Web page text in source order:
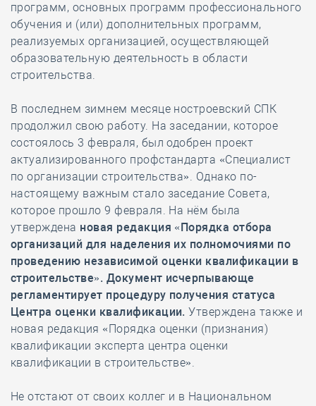
программ, основных программ профессионального
обучения и (или) дополнительных программ,
реализуемых организацией, осуществляющей
образовательную деятельность в области
строительства.
В последнем зимнем месяце ностроевский СПК
продолжил свою работу. На заседании, которое
состоялось 3 февраля, был одобрен проект
актуализированного профстандарта «Специалист
по организации строительства». Однако по-
настоящему важным стало заседание Совета,
которое прошло 9 февраля. На нём была
утверждена новая редакция «Порядка отбора
организаций для наделения их полномочиями по
проведению независимой оценки квалификации в
строительстве». Документ исчерпывающе
регламентирует процедуру получения статуса
Центра оценки квалификации. Утверждена также и
новая редакция «Порядка оценки (признания)
квалификации эксперта центра оценки
квалификации в строительстве».
Не отстают от своих коллег и в Национальном